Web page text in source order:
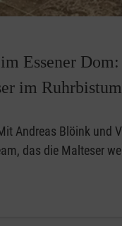
Essener Dom:
im Ruhrbistum
Andreas Blöink und
das die Malteser